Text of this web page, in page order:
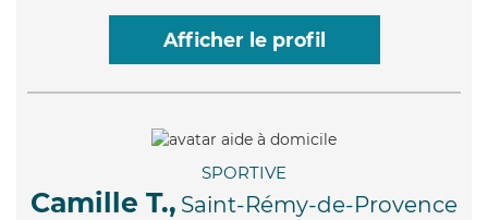
Afficher le profil
SPORTIVE
Camille T., Saint-Rémy-de-Provence